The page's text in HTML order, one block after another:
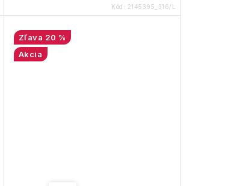
Kód: 2145395_316/L
20 %
Akcia